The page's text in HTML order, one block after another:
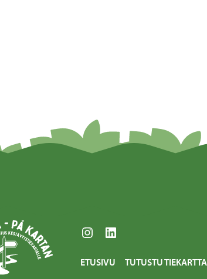
Instagram LinkedIn
ETUSIVU TUTUSTU